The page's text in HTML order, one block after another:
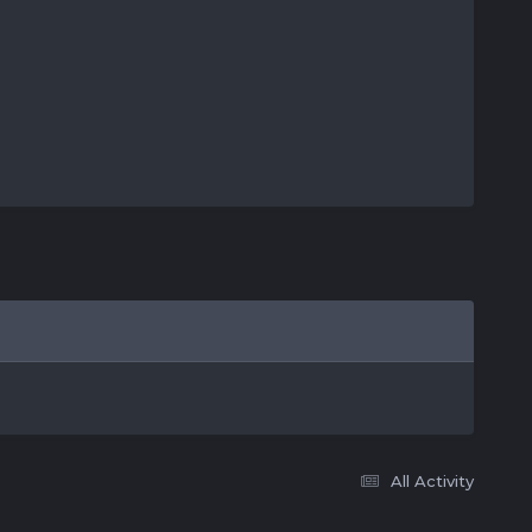
All Activity